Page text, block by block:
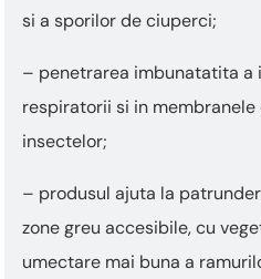
si a sporilor de ciuperci;
– penetrarea imbunatatita
respiratorii si in
insectelor;
– produsul ajuta la
zone greu accesibile, cu
umectare mai buna a